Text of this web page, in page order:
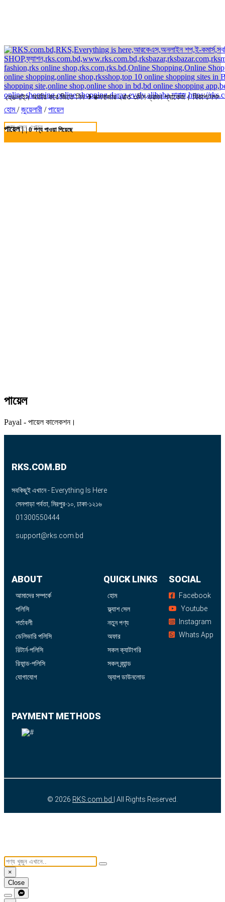
হেডলাইনঅর্ডার করে জিতে নিন ✈কক্সবাজার ২রাত ৩দিন ভ্রমন প্যাকেজ। বিকাশ/নগদ/
হোম/জুয়েলারী /পায়েল
পায়েল ||0পণ্য পাওয়া গিয়েছে
পায়েল
Payal - পায়েল কালেকশন।
RKS.COM.BD
সবকিছুই এখানে - Everything Is Here
সেনপাড়া পর্বতা, মিরপুর-১০, ঢাকা-১২১৬
01300550444
support@rks.com.bd
ABOUT
আমাদের সম্পর্কে
পলিসি
শর্তাবলী
ডেলিভারি পলিসি
রিটার্ন-পলিসি
রিফান্ড-পলিসি
যোগাযোগ
QUICK LINKS
হোম
ফ্ল্যাশ সেল
নতুন পণ্য
অফার
সকল ক্যাটাগরি
সকল ব্র্যান্ড
অ্যাপ ডাউনলোড
SOCIAL
Facebook
Youtube
Instagram
Whats App
PAYMENT METHODS
© 2026 RKS.com.bd | All Rights Reserved.
×
Close